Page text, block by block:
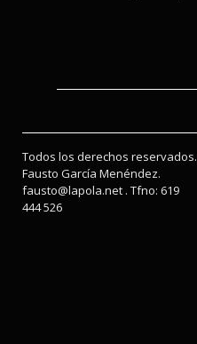
Todos los derechos reservados.
Fausto García Menéndez.
fausto@lapola.net . Tfno: 619
444 526